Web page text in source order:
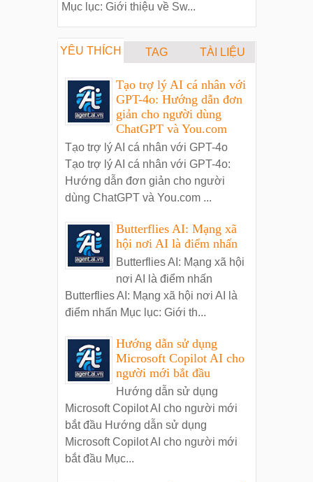
Mục lục: Giới thiệu về Sw...
YÊU THÍCH TAG TÀI LIỆU
Tạo trợ lý AI cá nhân với
GPT-4o: Hướng dẫn đơn
giản cho người dùng
ChatGPT và You.com
Tạo trợ lý AI cá nhân với GPT-4o
Tạo trợ lý AI cá nhân với GPT-4o:
Hướng dẫn đơn giản cho người
dùng ChatGPT và You.com ...
Butterflies AI: Mạng xã
hội nơi AI là điểm nhấn
Butterflies AI: Mạng xã hội
nơi AI là điểm nhấn
Butterflies AI: Mạng xã hội nơi AI là
điểm nhấn Mục lục: Giới th...
Hướng dẫn sử dụng
Microsoft Copilot AI cho
người mới bắt đầu
Hướng dẫn sử dụng
Microsoft Copilot AI cho người mới
bắt đầu Hướng dẫn sử dụng
Microsoft Copilot AI cho người mới
bắt đầu Mục...